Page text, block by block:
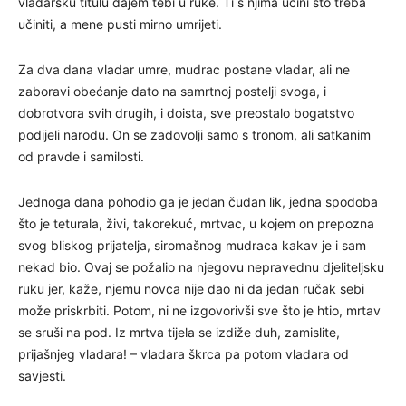
učiniti, a mene pusti mirno umrijeti.
Za dva dana vladar umre, mudrac postane vladar, ali ne
zaboravi obećanje dato na samrtnoj postelji svoga, i
dobrotvora svih drugih, i doista, sve preostalo bogatstvo
podijeli narodu. On se zadovolji samo s tronom, ali satkanim
od pravde i samilosti.
Jednoga dana pohodio ga je jedan čudan lik, jedna spodoba
što je teturala, živi, takorekuć, mrtvac, u kojem on prepozna
svog bliskog prijatelja, siromašnog mudraca kakav je i sam
nekad bio. Ovaj se požalio na njegovu nepravednu djeliteljsku
ruku jer, kaže, njemu novca nije dao ni da jedan ručak sebi
može priskrbiti. Potom, ni ne izgovorivši sve što je htio, mrtav
se sruši na pod. Iz mrtva tijela se izdiže duh, zamislite,
prijašnjeg vladara! – vladara škrca pa potom vladara od
savjesti.